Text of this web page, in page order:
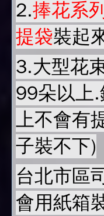
2.捧花系
提袋裝起
3.大型花
99朵以上
上不會有
子裝不下)
台北市區
會用紙箱